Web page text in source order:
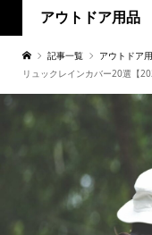
アウトドア用品
記事一覧 アウトドア
リュックレインカバー20選【